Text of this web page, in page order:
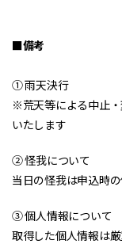
■備考
① 雨天決行
※荒天等による中止
いたします
② 怪我について
当日の怪我は申込時
③ 個人情報について
取得した個人情報は